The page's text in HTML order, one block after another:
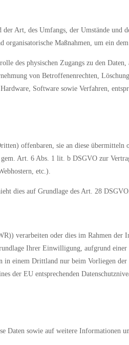
Art, des Umfangs, der Umstände und
Maßnahmen, um ein
des physischen Zugangs zu den
von Betroffenenrechten,
Software sowie Verfahren,
offenbaren, sie an diese
Art. 6 Abs. 1 lit. b DSGVO zur
etc.).
dies auf Grundlage des Art. 28
verarbeiten oder dies im Rahmen der
Ihrer Einwilligung, aufgrund
einem Drittland nur beim Vorliegen
der EU entsprechenden
Daten sowie auf weitere Informationen